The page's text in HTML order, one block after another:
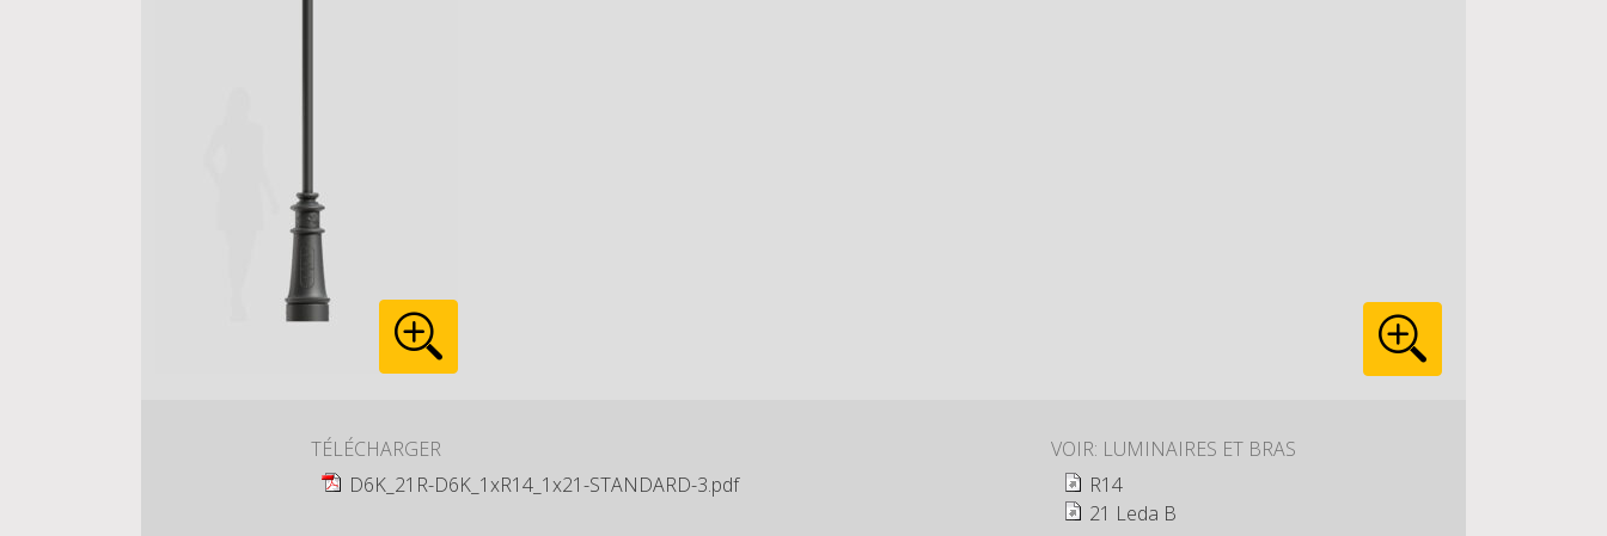
TÉLÉCHARGER
D6K_21R-D6K_1xR14_1x21-STANDARD-3.pdf
VOIR: LUMINAIRES ET BRAS
R14
21 Leda B